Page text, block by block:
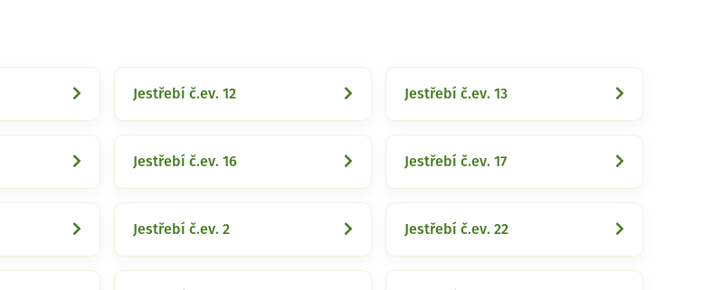
Jestřebí č.ev. 12 Jestřebí č.ev. 13
Jestřebí č.ev. 16 Jestřebí č.ev. 17
Jestřebí č.ev. 2 Jestřebí č.ev. 22